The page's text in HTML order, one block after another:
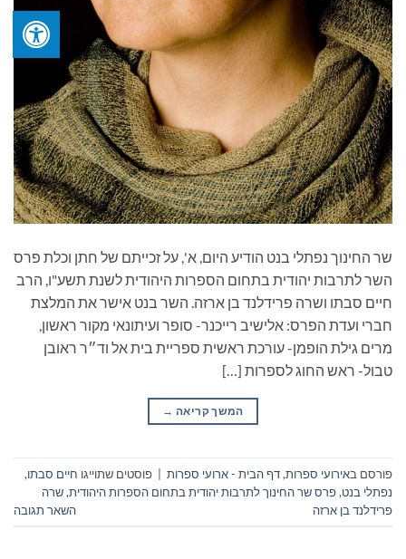
שר החינוך נפתלי בנט הודיע היום, א', על זכייתם של חתן וכלת פרס
השר לתרבות יהודית בתחום הספרות היהודית לשנת תשע"ו, הרב
חיים סבתו ושרה פרידלנד בן ארזה. השר בנט אישר את המלצת
חברי ועדת הפרס: אלישיב רייכנר- סופר ועיתונאי מקור ראשון,
מרים גילת הופמן- עורכת ראשית ספריית בית אל וד״ר ראובן
טבול- ראש החוג לספרות […]
המשך קריאה →
פורסם באירועי ספרות,דף הבית - ארועי ספרות פוסטים שתוייגו חיים סבתו,
נפתלי בנט,פרס שר החינוך לתרבות יהודית בתחום הספרות היהודית,שרה
פרידלנד בן ארזה
השאר תגובה